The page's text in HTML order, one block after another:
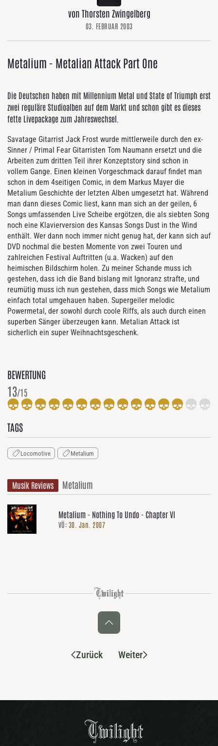
von Thorsten Zwingelberg
03. FEBRUAR 2003
Metalium - Metalian Attack Part One
Die Deutschen haben mit Millennium Metal und State of Triumph erst
zwei reguläre Studioalben auf dem Markt und schon gibt es dieses
fette Livepackage zum Jahreswechsel.
Savatage Gitarrist Jack Frost wurde mittlerweile durch den ex-
Sinner / Primal Fear Gitarristen Tom Naumann ersetzt und die
Arbeiten zum dritten Teil ihrer Konzeptstory sind schon in
vollem Gange. Einen kleinen Vorgeschmack darauf findet man
schon in dem 4seitigen Comic, in dem Markus Mayer die
Metalium Geschichte der letzten Alben umgesetzt hat. Während
man dann dieses Comic liest, kann man sich an der geilen, 6
Songs umfassenden Live Scheibe ergötzen, die als siebten Song
noch eine Klavierversion des Kansas Songs Dust in the Wind
enthält. Wer dann noch immer nicht genug hat, der kann sich auf
DVD nochmal die besten Momente von zwei Touren und
zahlreichen Festival Auftritten (u.a. Wacken) auf den
heimischen Bildschirm holen. Zu meiner Schande muss ich
gestehen, dass ich die Band bislang mit Ignoranz strafte, und
reumütig muss ich nun gestehen, dass mich Songs wie Metalium
einfach total umgehauen haben. Supergeiler melodic
Powermetal, der sowohl durch coole Riffs, als auch durch einen
superben Sänger überzeugen kann. Metalian Attack ist
sicherlich ein super Weihnachtsgeschenk.
BEWERTUNG
13/15
TAGS
Locomotive Metalium
Musik Reviews Metalium
Metalium - Nothing To Undo - Chapter VI
VÖ: 30. Jan. 2007
Zurück Weiter